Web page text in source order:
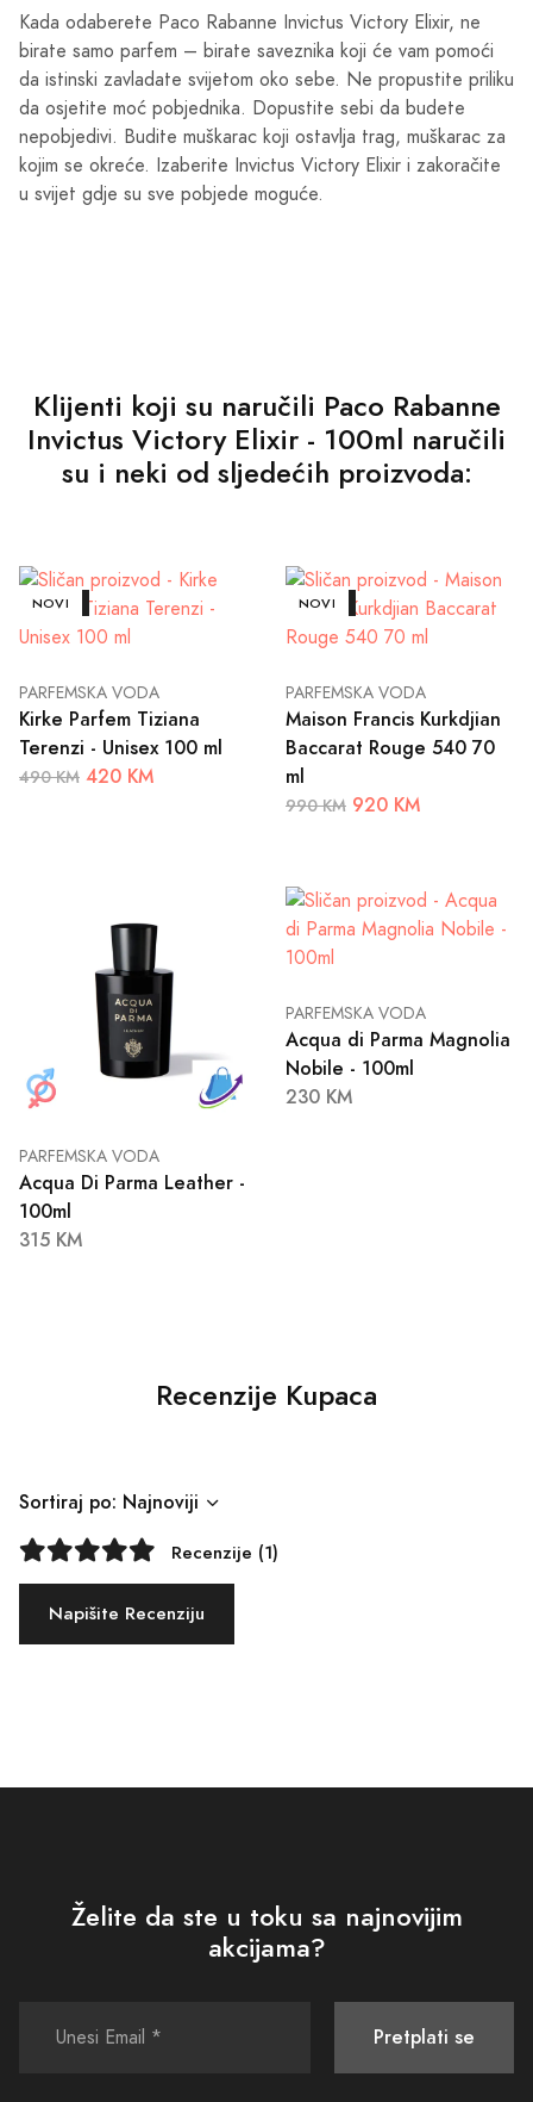
Kada odaberete Paco Rabanne Invictus Victory Elixir, ne
birate samo parfem – birate saveznika koji će vam pomoći
da istinski zavladate svijetom oko sebe. Ne propustite priliku
da osjetite moć pobjednika. Dopustite sebi da budete
nepobjedivi. Budite muškarac koji ostavlja trag, muškarac za
kojim se okreće. Izaberite Invictus Victory Elixir i zakoračite
u svijet gdje su sve pobjede moguće.
Klijenti koji su naručili Paco Rabanne
Invictus Victory Elixir - 100ml naručili
su i neki od sljedećih proizvoda:
AKCIJA
NOVI
PARFEMSKA VODA
Kirke Parfem Tiziana
Terenzi - Unisex 100 ml
490 KM 420 KM
AKCIJA
NOVI
PARFEMSKA VODA
Maison Francis Kurkdjian
Baccarat Rouge 540 70
ml
990 KM 920 KM
PARFEMSKA VODA
Acqua Di Parma Leather -
100ml
315 KM
PARFEMSKA VODA
Acqua di Parma Magnolia
Nobile - 100ml
230 KM
Recenzije Kupaca
Sortiraj po: Najnoviji
Recenzije (1)
Napišite Recenziju
Želite da ste u toku sa najnovijim
akcijama?
Pretplati se